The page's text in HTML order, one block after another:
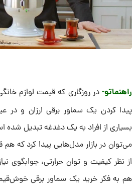
راهنماتو- در روزگاری که قیمت لوازم
پیدا کردن یک سماور برقی ارزان و در
بسیاری از افراد به یک دغدغه تبدیل شده
می‌توان در بازار مدل‌هایی پیدا کرد که
از نظر کیفیت و توان حرارتی، جوابگوی
هم به فکر خرید یک سماور برقی